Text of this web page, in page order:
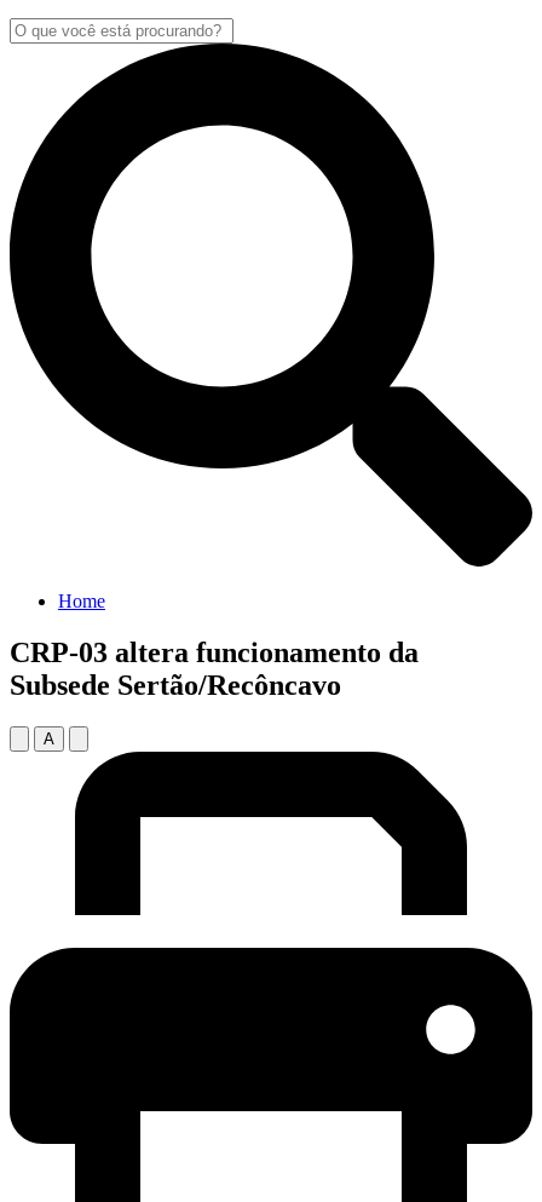
Home
CRP-03 altera funcionamento da
Subsede Sertão/Recôncavo
A